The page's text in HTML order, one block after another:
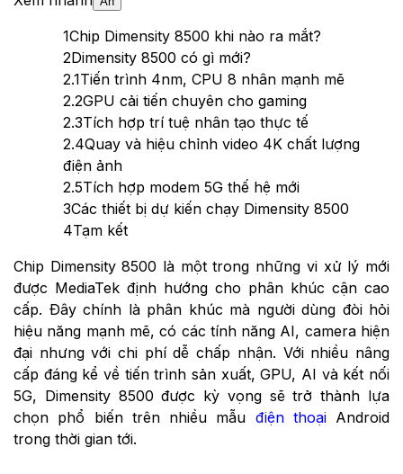
1Chip Dimensity 8500 khi nào ra mắt?
2Dimensity 8500 có gì mới?
2.1Tiến trình 4nm, CPU 8 nhân mạnh mẽ
2.2GPU cải tiến chuyên cho gaming
2.3Tích hợp trí tuệ nhân tạo thực tế
2.4Quay và hiệu chỉnh video 4K chất lượng
điện ảnh
2.5Tích hợp modem 5G thế hệ mới
3Các thiết bị dự kiến chạy Dimensity 8500
4Tạm kết
Chip Dimensity 8500 là một trong những vi xử lý mới
được MediaTek định hướng cho phân khúc cận cao
cấp. Đây chính là phân khúc mà người dùng đòi hỏi
hiệu năng mạnh mẽ, có các tính năng AI, camera hiện
đại nhưng với chi phí dễ chấp nhận. Với nhiều nâng
cấp đáng kể về tiến trình sản xuất, GPU, AI và kết nối
5G, Dimensity 8500 được kỳ vọng sẽ trở thành lựa
chọn phổ biến trên nhiều mẫu điện thoạiAndroid
trong thời gian tới.